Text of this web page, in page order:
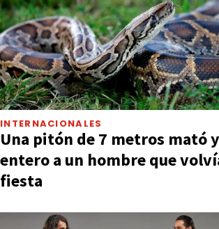
INTERNACIONALES
Una pitón de 7 metros mató
entero a un hombre que
fiesta